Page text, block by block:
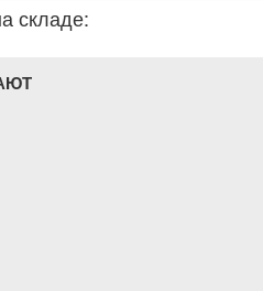
складе: